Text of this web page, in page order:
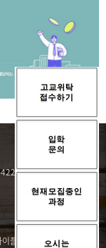
5372~3
플렉스) 505호,1004-1